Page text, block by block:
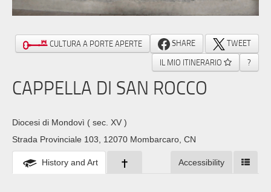
CULTURA A PORTE APERTE SHARE
TWEET
IL MIO ITINERARIO
?
CAPPELLA DI SAN ROCCO
Diocesi di Mondovì ( sec. XV )
Strada Provinciale 103, 12070 Mombarcaro, CN
History and Art Accessibility